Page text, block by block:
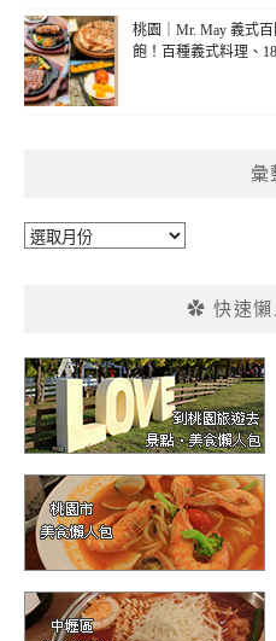
桃園｜Mr. May 義式
飽！百種義式料理、
彙
彙
✿ 快速懶